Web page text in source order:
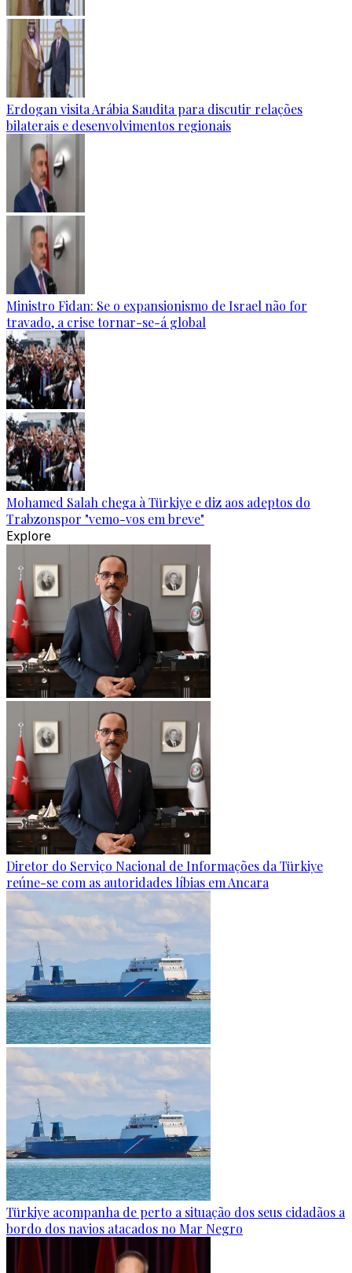
Erdogan visita Arábia Saudita para discutir relações
bilaterais e desenvolvimentos regionais
Ministro Fidan: Se o expansionismo de Israel não for
travado, a crise tornar-se-á global
Mohamed Salah chega à Türkiye e diz aos adeptos do
Trabzonspor "vemo-vos em breve"
Explore
Diretor do Serviço Nacional de Informações da Türkiye
reúne-se com as autoridades líbias em Ancara
Türkiye acompanha de perto a situação dos seus cidadãos a
bordo dos navios atacados no Mar Negro